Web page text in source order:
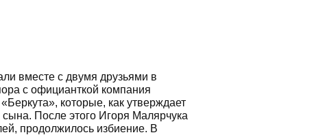
вместе с двумя друзьями в
с официанткой компания
которые, как утверждает
После этого Игоря Малярчука
продолжилось избиение. В